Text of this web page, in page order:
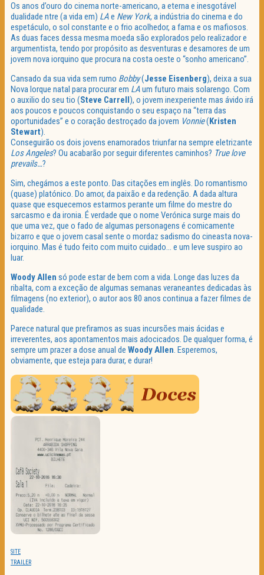
Os anos d’ouro do cinema norte-americano, a eterna e inesgotável
dualidade ntre (a vida em) LAe New York, a indústria do cinema e do
espetáculo, o sol constante e o frio acolhedor, a fama e os mafiosos.
As duas faces dessa mesma moeda são explorados pelo realizador e
argumentista, tendo por propósito as desventuras e desamores de um
jovem nova iorquino que procura na costa oeste o “sonho americano”.
Cansado da sua vida sem rumo Bobby(Jesse Eisenberg), deixa a sua
Nova Iorque natal para procurar em LAum futuro mais solarengo. Com
o auxilio do seu tio (Steve Carrell), o jovem inexperiente mas ávido irá
aos poucos e poucos conquistando o seu espaço na “terra das
oportunidades” e o coração destroçado da jovem Vonnie(Kristen
Stewart).
Conseguirão os dois jovens enamorados triunfar na sempre eletrizante
Los Angeles? Ou acabarão por seguir diferentes caminhos? True love
prevails…?
Sim, chegámos a este ponto. Das citações em inglês. Do romantismo
(quase) platónico. Do amor, da paixão e da redenção. A dada altura
quase que esquecemos estarmos perante um filme do mestre do
sarcasmo e da ironia. É verdade que o nome Verónica surge mais do
que uma vez, que o fado de algumas personagens é comicamente
bizarro e que o jovem casal sente o mordaz sadismo do cineasta nova-
iorquino. Mas é tudo feito com muito cuidado… e um leve suspiro ao
luar.
Woody Allen só pode estar de bem com a vida. Longe das luzes da
ribalta, com a exceção de algumas semanas veraneantes dedicadas às
filmagens (no exterior), o autor aos 80 anos continua a fazer filmes de
qualidade.
Parece natural que prefiramos as suas incursões mais ácidas e
irreverentes, aos apontamentos mais adocicados. De qualquer forma, é
sempre um prazer a dose anual de Woody Allen. Esperemos,
obviamente, que esteja para durar, e durar!
SITE
TRAILER